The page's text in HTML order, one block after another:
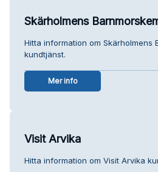
Skärholmens
Hitta information om Skärholmens
kundtjänst.
Mer info
Visit Arvika
Hitta information om Visit Arvika